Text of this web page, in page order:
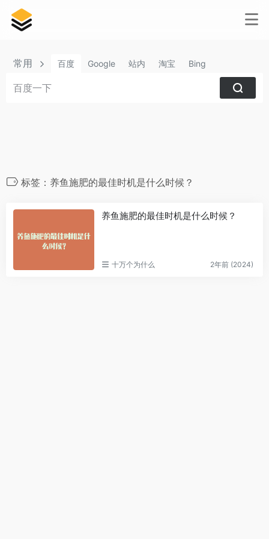
常用 百度 Google 站内 淘宝 Bing
标签：养鱼施肥的最佳时机是什么时候？
养鱼施肥的最佳时机是什么时候？
十万个为什么 2年前 (2024)